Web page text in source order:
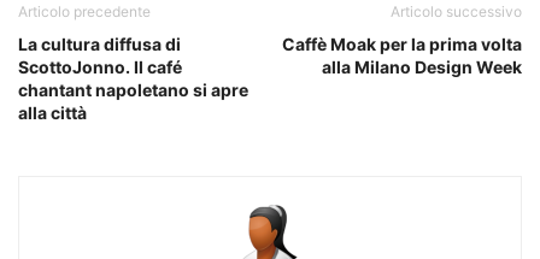
Articolo precedente
La cultura diffusa di
ScottoJonno. Il café
chantant napoletano si apre
alla città
Articolo successivo
Caffè Moak per la prima volta
alla Milano Design Week